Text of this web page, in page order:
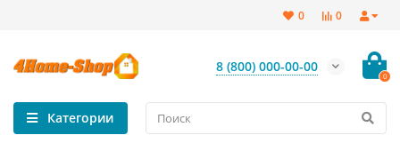
0
0
8 (800) 000-00-00
0
Категории